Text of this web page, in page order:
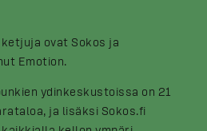
ovat Sokos ja
Emotion.
ydinkeskustoissa on 21
ja lisäksi Sokos.fi